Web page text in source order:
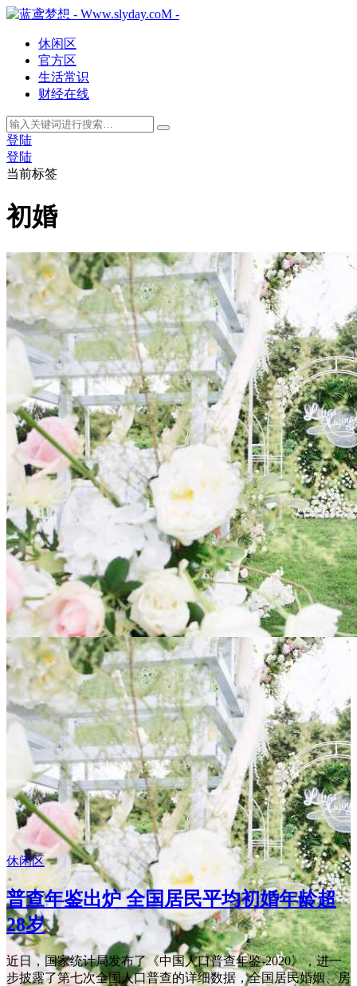
休闲区
官方区
生活常识
财经在线
登陆
登陆
当前标签
初婚
休闲区
普查年鉴出炉 全国居民平均初婚年龄超
28岁
近日，国家统计局发布了《中国人口普查年鉴-2020》，进一
步披露了第七次全国人口普查的详细数据，全国居民婚姻、房